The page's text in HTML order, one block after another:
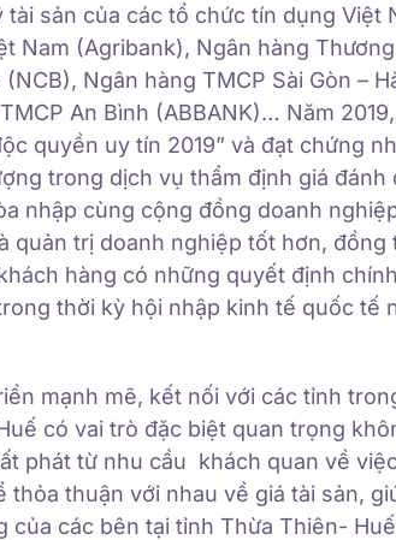
sản của các tổ chức tín dụng Việt
Nam (Agribank), Ngân hàng
Ngân hàng TMCP Sài Gòn –
An Bình (ABBANK)… Năm
quyền uy tín 2019” và đạt chứng
trong dịch vụ thẩm định giá
nhập cùng cộng đồng doanh
trị doanh nghiệp tốt hơn, đồng
hàng có những quyết định
thời kỳ hội nhập kinh tế quốc tế
mạnh mẽ, kết nối với các tỉnh
có vai trò đặc biệt quan trọng
phát từ nhu cầu khách quan về
thuận với nhau về giá tài sản,
các bên tại tỉnh Thừa Thiên-